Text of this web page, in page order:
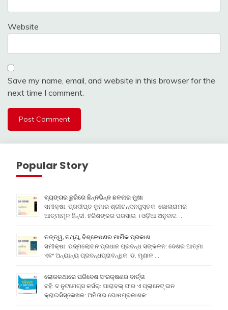
Website
Save my name, email, and website in this browser for the
next time I comment.
Popular Story
ବ୍ୟଙ୍ଗର ଛୁରିରେ ଛିନ୍ନଭିନ୍ନ ଛଳନାର ମୁଖା
ସମୀକ୍ଷା: ପ୍ରଦୀପ୍ତ କୁମାର ଶ୍ରୀଚନ୍ଦନପୁସ୍ତକ: ଭୋଳାରାମର
ଆତ୍ମାମୂଳ ହିନ୍ଦୀ: ହରିଶଙ୍କର ପରସାଇ । ଓଡ଼ିଆ ଅନୁବାଦ: …
ତତ୍ତ୍ୱ, ତଥ୍ୟ, ବିଶ୍ଳେଷଣର ମାର୍ମିକ ପ୍ରକାଶ
ସମୀକ୍ଷା: ପଦ୍ମଲୋଚନ ପ୍ରଧାନ ପ୍ରବନ୍ଧ ସଙ୍କଳନ: ଦେଶର ଆତ୍ମା
ଏବଂ ଅନ୍ୟାନ୍ୟ ପ୍ରବନ୍ଧପ୍ରାବନ୍ଧିକ: ଡ. ମୃଣାଳ …
ଲୋକକଥାରେ ପରିବେଶ ସଂରକ୍ଷଣର ବାର୍ତ୍ତା
ବହି: ଦ ନୁଟମେଗ୍ସ କର୍ସର୍: ପାରାବଲ୍ ଫର ଏ ପ୍ଲାନେଟ୍ ଇନ
କ୍ରାଇସିସ୍ଲେଖକ: ଅମିତାଭ ଘୋଷପ୍ରକାଶକ: …